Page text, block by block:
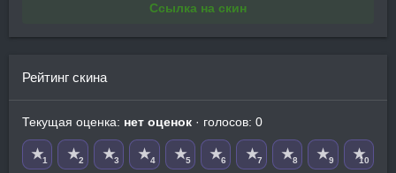
Ссылка на скин
Рейтинг скина
Текущая оценка: нет оценок · голосов: 0
★1 ★2 ★3 ★4 ★5 ★6 ★7 ★8 ★9 ★10